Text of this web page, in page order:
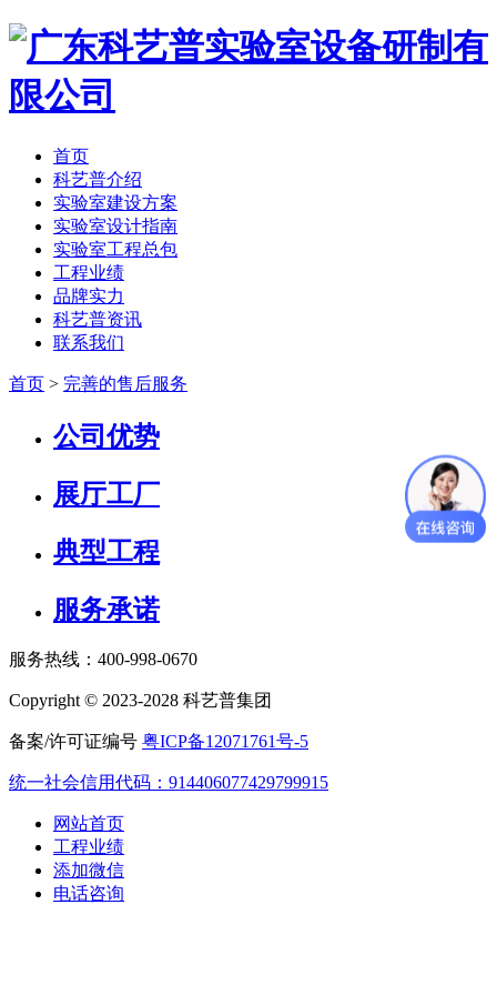
首页
科艺普介绍
实验室建设方案
实验室设计指南
实验室工程总包
工程业绩
品牌实力
科艺普资讯
联系我们
首页 > 完善的售后服务
公司优势
展厅工厂
典型工程
服务承诺
服务热线：400-998-0670
Copyright © 2023-2028 科艺普集团
备案/许可证编号 粤ICP备12071761号-5
统一社会信用代码：914406077429799915
网站首页
工程业绩
添加微信
电话咨询